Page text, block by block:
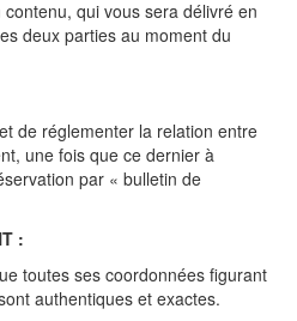
qui vous sera délivré en
deux parties au moment du
de réglementer la relation entre
une fois que ce dernier à
par « bulletin de
:
toutes ses coordonnées figurant
authentiques et exactes.